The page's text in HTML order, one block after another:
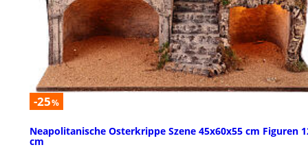
-25%
Neapolitanische Osterkrippe Szene 45x60x55 cm Figuren
cm